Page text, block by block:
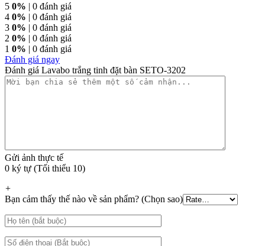
5 0% | 0 đánh giá
4 0% | 0 đánh giá
3 0% | 0 đánh giá
2 0% | 0 đánh giá
1 0% | 0 đánh giá
Đánh giá ngay
Đánh giá Lavabo trắng tinh đặt bàn SETO-3202
Gửi ảnh thực tế
0 ký tự (Tối thiểu 10)
+
Bạn cảm thấy thế nào về sản phẩm? (Chọn sao)